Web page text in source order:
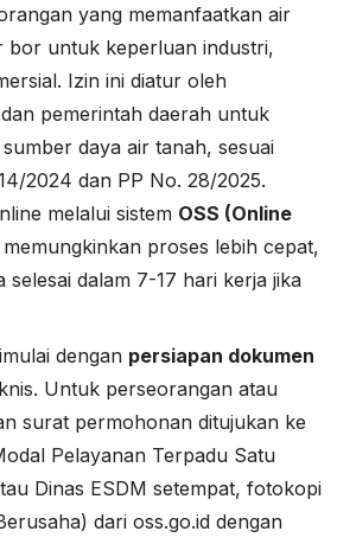
yang memanfaatkan air
bor untuk keperluan industri,
Izin ini diatur oleh
pemerintah daerah untuk
daya air tanah, sesuai
2024 dan PP No. 28/2025.
melalui sistem OSS (Online
memungkinkan proses lebih cepat,
selesai dalam 7-17 hari kerja jika
dengan persiapan dokumen
Untuk perseorangan atau
surat permohonan ditujukan ke
Pelayanan Terpadu Satu
Dinas ESDM setempat, fotokopi
dari oss.go.id dengan